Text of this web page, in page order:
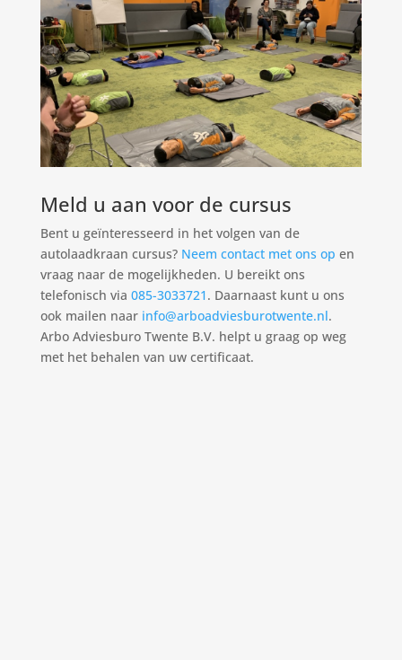
Meld u aan voor de cursus
Bent u geïnteresseerd in het volgen van de
autolaadkraan cursus? Neem contact met ons op en
vraag naar de mogelijkheden. U bereikt ons
telefonisch via 085-3033721. Daarnaast kunt u ons
ook mailen naar info@arboadviesburotwente.nl.
Arbo Adviesburo Twente B.V. helpt u graag op weg
met het behalen van uw certificaat.